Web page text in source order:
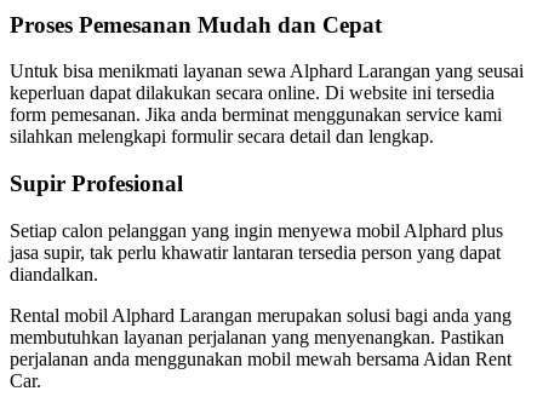
Proses Pemesanan Mudah dan Cepat
Untuk bisa menikmati layanan sewa Alphard Larangan yang seusai
keperluan dapat dilakukan secara online. Di website ini tersedia
form pemesanan. Jika anda berminat menggunakan service kami
silahkan melengkapi formulir secara detail dan lengkap.
Supir Profesional
Setiap calon pelanggan yang ingin menyewa mobil Alphard plus
jasa supir, tak perlu khawatir lantaran tersedia person yang dapat
diandalkan.
Rental mobil Alphard Larangan merupakan solusi bagi anda yang
membutuhkan layanan perjalanan yang menyenangkan. Pastikan
perjalanan anda menggunakan mobil mewah bersama Aidan Rent
Car.